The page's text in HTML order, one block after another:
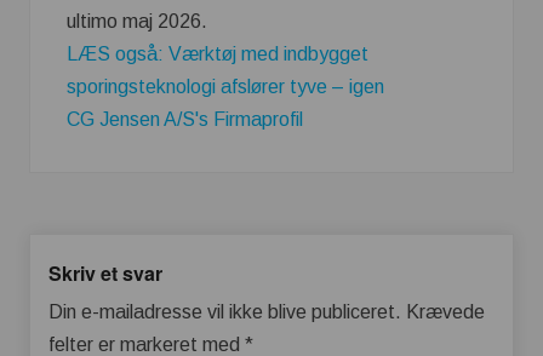
ultimo maj 2026.
LÆS også: Værktøj med indbygget
sporingsteknologi afslører tyve – igen
CG Jensen A/S's Firmaprofil
Skriv et svar
Din e-mailadresse vil ikke blive publiceret. Krævede
felter er markeret med *